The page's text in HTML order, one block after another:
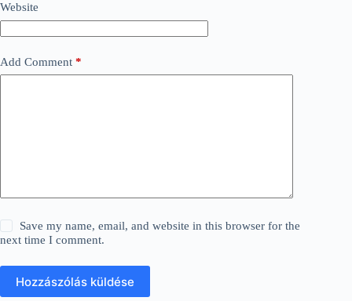
Website
Add Comment *
Save my name, email, and website in this browser for the
next time I comment.
Hozzászólás küldése